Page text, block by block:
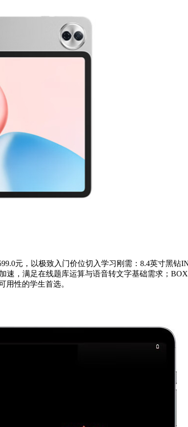
元，以极致入门价位切入学习刚需：8.4英寸黑
速，满足在线题库运算与语音转文字基础需求；
用性的学生首选。